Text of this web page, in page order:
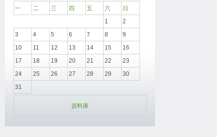
一 二 三 四 五 六
日
1
2
3
4 5 6 7 8
9
10
11 12 13 14 15
16
17
18 19 20 21 22
23
24
25 26 27 28 29
30
31
資料庫